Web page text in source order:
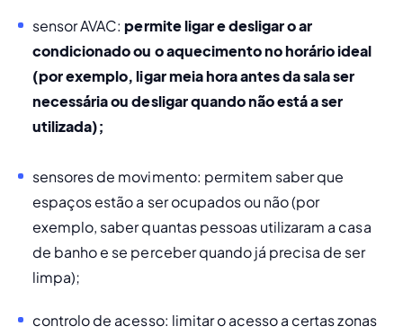
sensor AVAC: permite ligar e desligar o ar
condicionado ou o aquecimento no horário ideal
(por exemplo, ligar meia hora antes da sala ser
necessária ou desligar quando não está a ser
utilizada);
sensores de movimento: permitem saber que
espaços estão a ser ocupados ou não (por
exemplo, saber quantas pessoas utilizaram a casa
de banho e se perceber quando já precisa de ser
limpa);
controlo de acesso: limitar o acesso a certas zonas